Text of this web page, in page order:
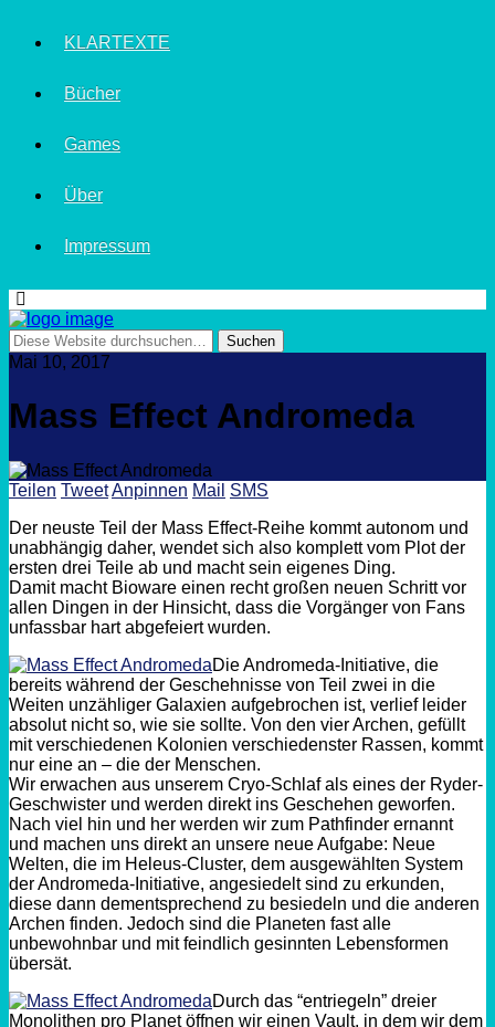
KLARTEXTE
Bücher
Games
Über
Impressum
Mai 10, 2017
Mass Effect Andromeda
Teilen TweetAnpinnen Mail SMS
Der neuste Teil der Mass Effect-Reihe kommt autonom und
unabhängig daher, wendet sich also komplett vom Plot der
ersten drei Teile ab und macht sein eigenes Ding.
Damit macht Bioware einen recht großen neuen Schritt vor
allen Dingen in der Hinsicht, dass die Vorgänger von Fans
unfassbar hart abgefeiert wurden.
Die Andromeda-Initiative, die
bereits während der Geschehnisse von Teil zwei in die
Weiten unzähliger Galaxien aufgebrochen ist, verlief leider
absolut nicht so, wie sie sollte. Von den vier Archen, gefüllt
mit verschiedenen Kolonien verschiedenster Rassen, kommt
nur eine an – die der Menschen.
Wir erwachen aus unserem Cryo-Schlaf als eines der Ryder-
Geschwister und werden direkt ins Geschehen geworfen.
Nach viel hin und her werden wir zum Pathfinder ernannt
und machen uns direkt an unsere neue Aufgabe: Neue
Welten, die im Heleus-Cluster, dem ausgewählten System
der Andromeda-Initiative, angesiedelt sind zu erkunden,
diese dann dementsprechend zu besiedeln und die anderen
Archen finden. Jedoch sind die Planeten fast alle
unbewohnbar und mit feindlich gesinnten Lebensformen
übersät.
Durch das “entriegeln” dreier
Monolithen pro Planet öffnen wir einen Vault, in dem wir dem